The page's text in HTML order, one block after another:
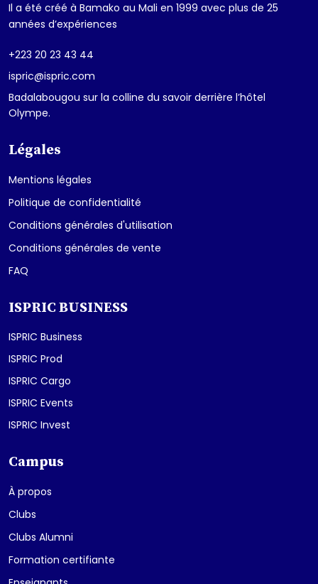
Il a été créé à Bamako au Mali en 1999 avec plus de 25
années d’expériences
+223 20 23 43 44
ispric@ispric.com
Badalabougou sur la colline du savoir derrière l’hôtel
Olympe.
Légales
Mentions légales
Politique de confidentialité
Conditions générales d'utilisation
Conditions générales de vente
FAQ
ISPRIC BUSINESS
ISPRIC Business
ISPRIC Prod
ISPRIC Cargo
ISPRIC Events
ISPRIC Invest
Campus
À propos
Clubs
Clubs Alumni
Formation certifiante